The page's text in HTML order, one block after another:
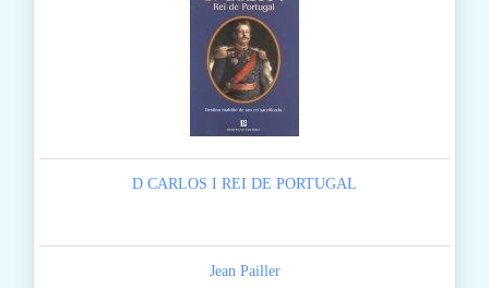
D CARLOS I REI DE PORTUGAL
Jean Pailler